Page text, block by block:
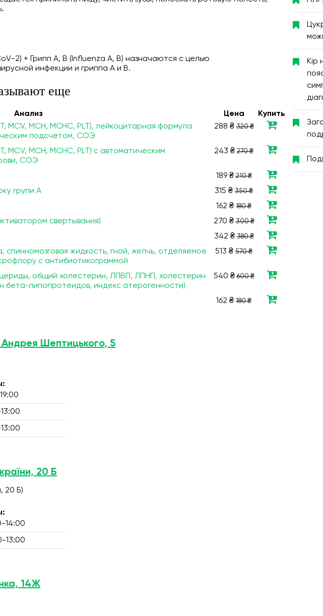
2) + Грипп A, B (Influenza A, B) назначаются с целью
инфекции и гриппа А и В.
еще
Анализ Цена
Купить
MCV, МСН, МСНС, PLT), лейкоцитарная формула
подсчётом, СОЭ
288 ₴320 ₴
MCV, МСН, МСНС, PLT) с автоматическим
СОЭ
243 ₴ 270 ₴
189 ₴210 ₴
групи А 315 ₴ 350 ₴
162 ₴ 180 ₴
свертывания) 270 ₴300 ₴
342 ₴380 ₴
жидкость, гной, желчь, отделяемое
с антибиотикограммой
513 ₴ 570 ₴
общий холестерин, ЛПВП, ЛПНП, холестерин
липопротеидов, индекс атерогенности)
540 ₴600 ₴
162 ₴ 180 ₴
Шептицького, 5
20 Б
20 Б)
14:00
13:00
14Ж
Кір